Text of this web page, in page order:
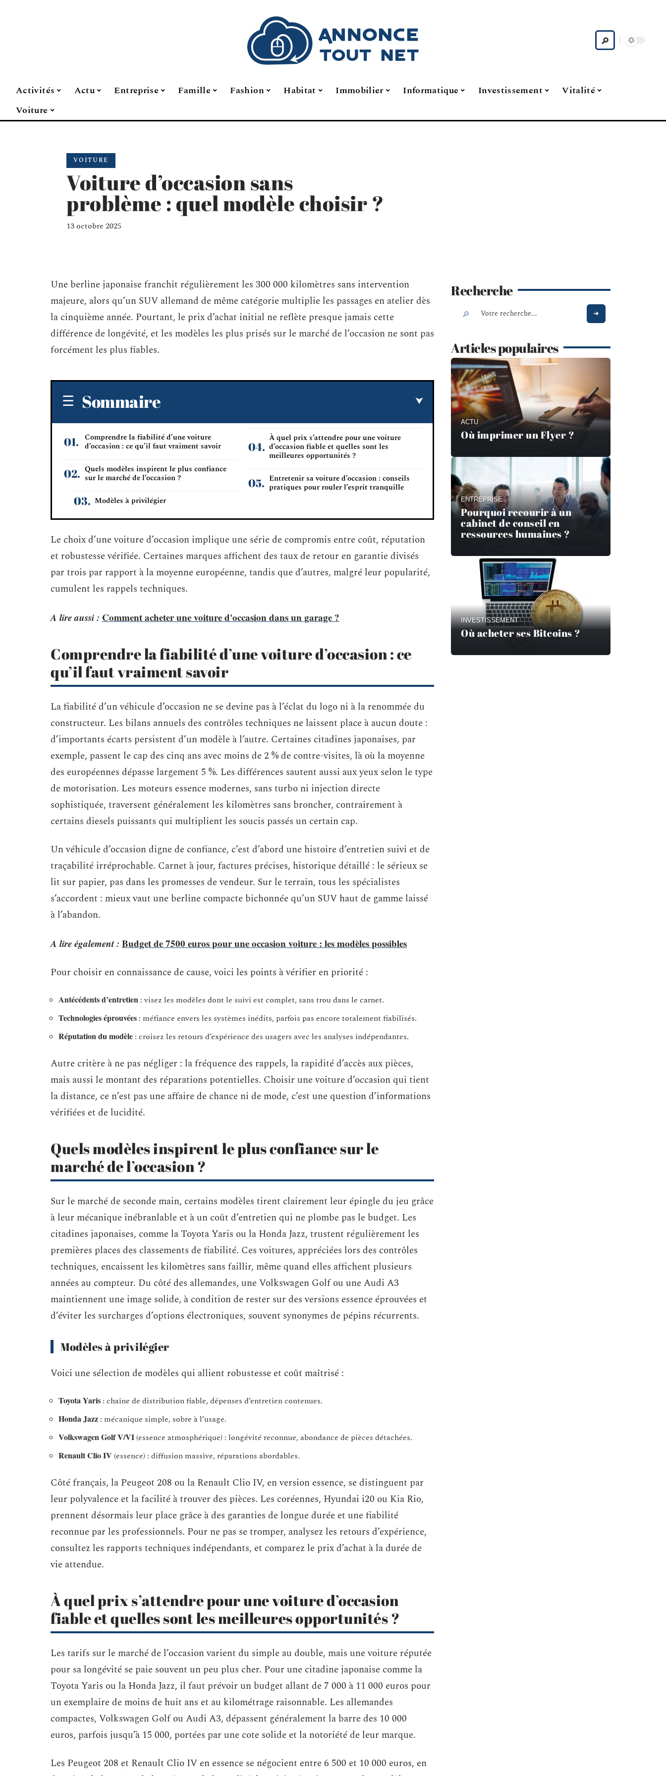
Activités Actu Entreprise Famille Fashion Habitat Immobilier Informatique Investissement
Vitalité
Voiture
VOITURE
Voiture d’occasion sans
problème : quel modèle choisir ?
13 octobre 2025
Une berline japonaise franchit régulièrement les 300 000 kilomètres sans intervention
majeure, alors qu’un SUV allemand de même catégorie multiplie les passages en atelier dès
la cinquième année. Pourtant, le prix d’achat initial ne reflète presque jamais cette
différence de longévité, et les modèles les plus prisés sur le marché de l’occasion ne sont pas
forcément les plus fiables.
Sommaire
Comprendre la fiabilité d’une voiture
d’occasion : ce qu’il faut vraiment savoir
Quels modèles inspirent le plus confiance
sur le marché de l’occasion ?
Modèles à privilégier
À quel prix s’attendre pour une voiture
d’occasion fiable et quelles sont les
meilleures opportunités ?
Entretenir sa voiture d’occasion : conseils
pratiques pour rouler l’esprit tranquille
Le choix d’une voiture d’occasion implique une série de compromis entre coût, réputation
et robustesse vérifiée. Certaines marques affichent des taux de retour en garantie divisés
par trois par rapport à la moyenne européenne, tandis que d’autres, malgré leur popularité,
cumulent les rappels techniques.
A lire aussi : Comment acheter une voiture d'occasion dans un garage ?
Comprendre la fiabilité d’une voiture d’occasion : ce
qu’il faut vraiment savoir
La fiabilité d’un véhicule d’occasion ne se devine pas à l’éclat du logo ni à la renommée du
constructeur. Les bilans annuels des contrôles techniques ne laissent place à aucun doute :
d’importants écarts persistent d’un modèle à l’autre. Certaines citadines japonaises, par
exemple, passent le cap des cinq ans avec moins de 2 % de contre-visites, là où la moyenne
des européennes dépasse largement 5 %. Les différences sautent aussi aux yeux selon le type
de motorisation. Les moteurs essence modernes, sans turbo ni injection directe
sophistiquée, traversent généralement les kilomètres sans broncher, contrairement à
certains diesels puissants qui multiplient les soucis passés un certain cap.
Un véhicule d’occasion digne de confiance, c’est d’abord une histoire d’entretien suivi et de
traçabilité irréprochable. Carnet à jour, factures précises, historique détaillé : le sérieux se
lit sur papier, pas dans les promesses de vendeur. Sur le terrain, tous les spécialistes
s’accordent : mieux vaut une berline compacte bichonnée qu’un SUV haut de gamme laissé
à l’abandon.
A lire également : Budget de 7500 euros pour une occasion voiture : les modèles possibles
Pour choisir en connaissance de cause, voici les points à vérifier en priorité :
Antécédents d’entretien : visez les modèles dont le suivi est complet, sans trou dans le carnet.
Technologies éprouvées : méfiance envers les systèmes inédits, parfois pas encore totalement fiabilisés.
Réputation du modèle : croisez les retours d’expérience des usagers avec les analyses indépendantes.
Autre critère à ne pas négliger : la fréquence des rappels, la rapidité d’accès aux pièces,
mais aussi le montant des réparations potentielles. Choisir une voiture d’occasion qui tient
la distance, ce n’est pas une affaire de chance ni de mode, c’est une question d’informations
vérifiées et de lucidité.
Quels modèles inspirent le plus confiance sur le
marché de l’occasion ?
Sur le marché de seconde main, certains modèles tirent clairement leur épingle du jeu grâce
à leur mécanique inébranlable et à un coût d’entretien qui ne plombe pas le budget. Les
citadines japonaises, comme la Toyota Yaris ou la Honda Jazz, trustent régulièrement les
premières places des classements de fiabilité. Ces voitures, appréciées lors des contrôles
techniques, encaissent les kilomètres sans faillir, même quand elles affichent plusieurs
années au compteur. Du côté des allemandes, une Volkswagen Golf ou une Audi A3
maintiennent une image solide, à condition de rester sur des versions essence éprouvées et
d’éviter les surcharges d’options électroniques, souvent synonymes de pépins récurrents.
Modèles à privilégier
Voici une sélection de modèles qui allient robustesse et coût maîtrisé :
Toyota Yaris : chaîne de distribution fiable, dépenses d’entretien contenues.
Honda Jazz : mécanique simple, sobre à l’usage.
Volkswagen Golf V/VI (essence atmosphérique) : longévité reconnue, abondance de pièces détachées.
Renault Clio IV (essence) : diffusion massive, réparations abordables.
Côté français, la Peugeot 208 ou la Renault Clio IV, en version essence, se distinguent par
leur polyvalence et la facilité à trouver des pièces. Les coréennes, Hyundai i20 ou Kia Rio,
prennent désormais leur place grâce à des garanties de longue durée et une fiabilité
reconnue par les professionnels. Pour ne pas se tromper, analysez les retours d’expérience,
consultez les rapports techniques indépendants, et comparez le prix d’achat à la durée de
vie attendue.
À quel prix s’attendre pour une voiture d’occasion
fiable et quelles sont les meilleures opportunités ?
Les tarifs sur le marché de l’occasion varient du simple au double, mais une voiture réputée
pour sa longévité se paie souvent un peu plus cher. Pour une citadine japonaise comme la
Toyota Yaris ou la Honda Jazz, il faut prévoir un budget allant de 7 000 à 11 000 euros pour
un exemplaire de moins de huit ans et au kilométrage raisonnable. Les allemandes
compactes, Volkswagen Golf ou Audi A3, dépassent généralement la barre des 10 000
euros, parfois jusqu’à 15 000, portées par une cote solide et la notoriété de leur marque.
Les Peugeot 208 et Renault Clio IV en essence se négocient entre 6 500 et 10 000 euros, en
Recherche
Articles populaires
ACTU
Où imprimer un Flyer ?
ENTREPRISE
Pourquoi recourir à un
cabinet de conseil en
ressources humaines ?
INVESTISSEMENT
Où acheter ses Bitcoins ?